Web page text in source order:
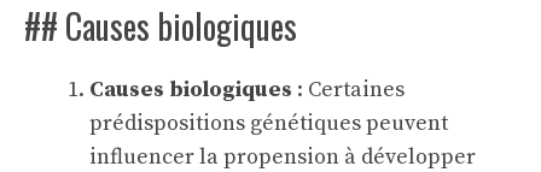
## Causes biologiques
Causes biologiques : Certaines
prédispositions génétiques peuvent
influencer la propension à développer